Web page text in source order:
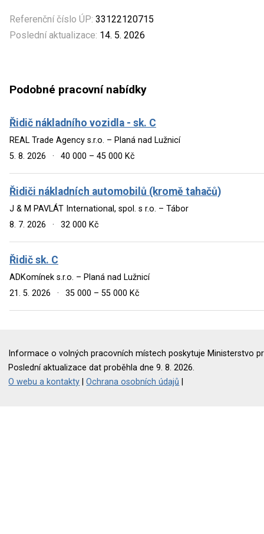
Referenční číslo ÚP: 33122120715
Poslední aktualizace: 14. 5. 2026
Podobné pracovní nabídky
Řidič nákladního vozidla - sk. C
REAL Trade Agency s.r.o. – Planá nad Lužnicí
5. 8. 2026
· 40 000 – 45 000 Kč
Řidiči nákladních automobilů (kromě tahačů)
J & M PAVLÁT International, spol. s r.o. – Tábor
8. 7. 2026
· 32 000 Kč
Řidič sk. C
ADKomínek s.r.o. – Planá nad Lužnicí
21. 5. 2026
· 35 000 – 55 000 Kč
Informace o volných pracovních místech poskytuje Ministerstvo
Poslední aktualizace dat proběhla dne 9. 8. 2026.
O webu a kontakty |Ochrana osobních údajů